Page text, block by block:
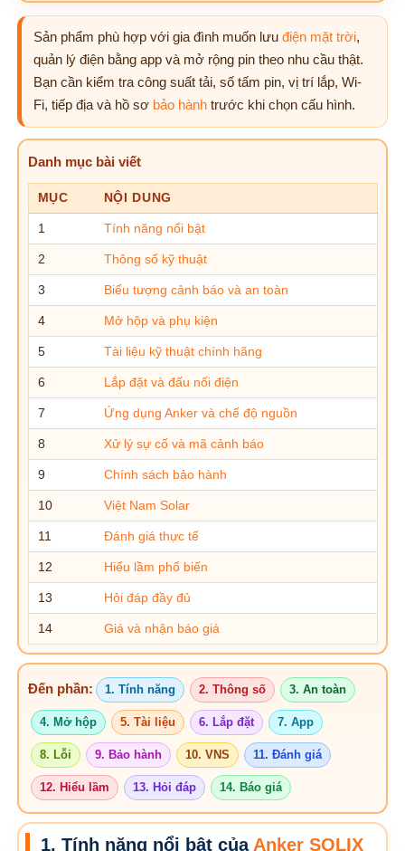
Sản phẩm phù hợp với gia đình muốn lưu điện mặt trời,
quản lý điện bằng app và mở rộng pin theo nhu cầu thật.
Bạn cần kiểm tra công suất tải, số tấm pin, vị trí lắp, Wi-
Fi, tiếp địa và hồ sơ bảo hành trước khi chọn cấu hình.
Danh mục bài viết
MỤC NỘI DUNG
1 Tính năng nổi bật
2 Thông số kỹ thuật
3 Biểu tượng cảnh báo và an toàn
4 Mở hộp và phụ kiện
5 Tài liệu kỹ thuật chính hãng
6 Lắp đặt và đấu nối điện
7 Ứng dụng Anker và chế độ nguồn
8 Xử lý sự cố và mã cảnh báo
9 Chính sách bảo hành
10 Việt Nam Solar
11 Đánh giá thực tế
12 Hiểu lầm phổ biến
13 Hỏi đáp đầy đủ
14 Giá và nhận báo giá
Đến phần: 1. Tính năng 2. Thông số 3. An toàn
4. Mở hộp 5. Tài liệu 6. Lắp đặt 7. App
8. Lỗi 9. Bảo hành 10. VNS 11. Đánh giá
12. Hiểu lầm 13. Hỏi đáp 14. Báo giá
1. Tính năng nổi bật của Anker SOLIX